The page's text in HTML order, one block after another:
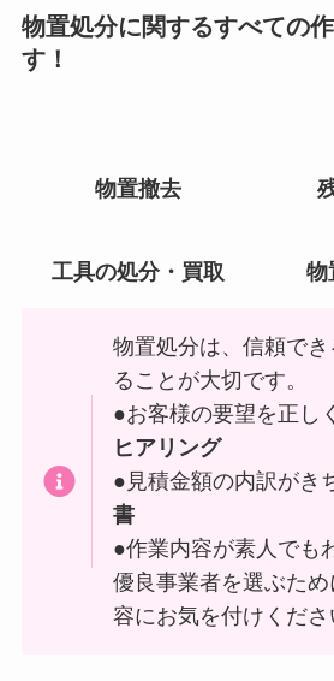
物置処分に関するすべての
す！
物置撤去
工具の処分・買取 物
物置処分は、信頼で
ることが大切です。
●お客様の要望を正し
ヒアリング
●見積金額の内訳がき
書
●作業内容が素人でも
優良事業者を選ぶた
容にお気を付けくださ